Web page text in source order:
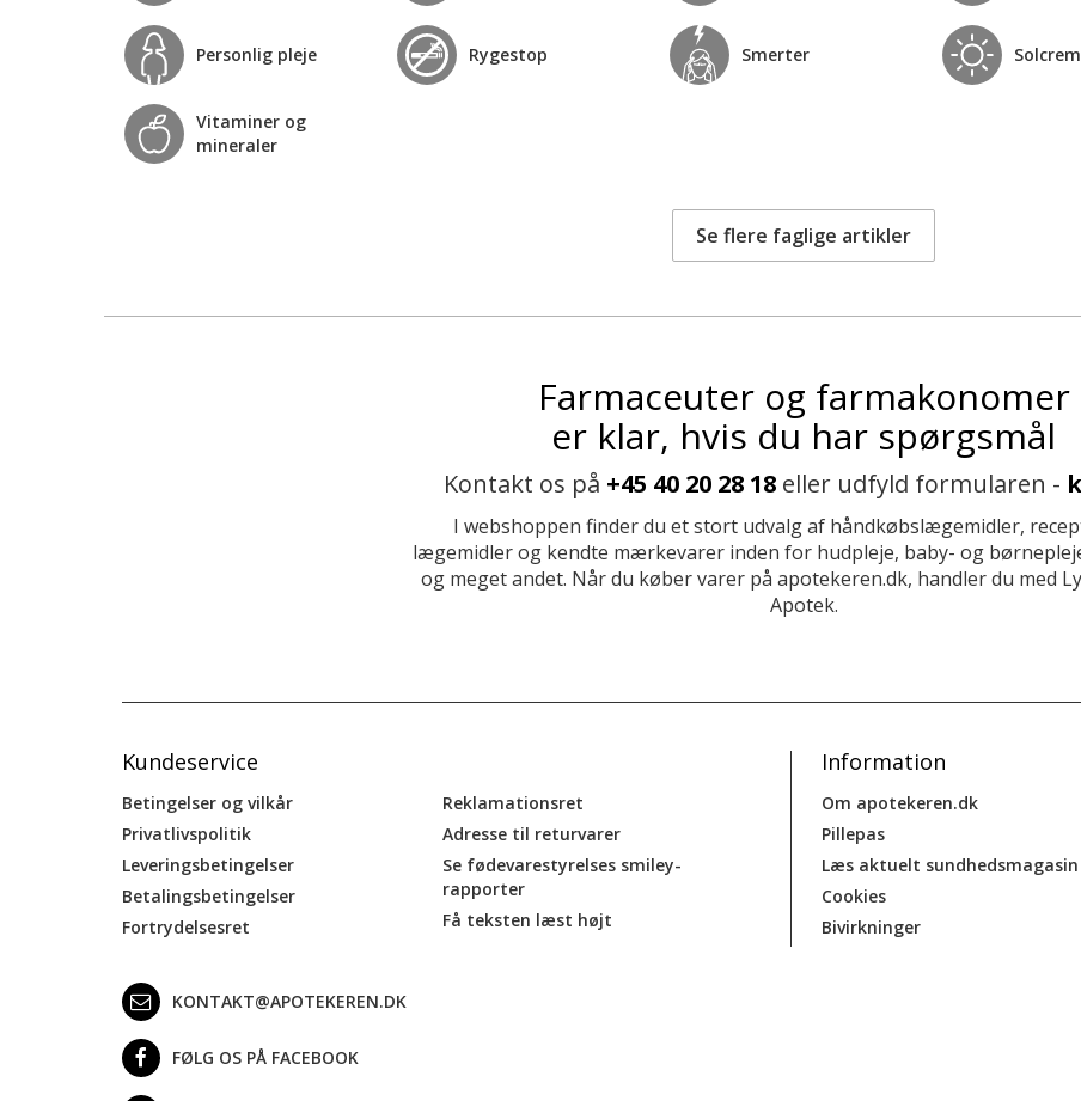
Personlig pleje Rygestop Smerter
Vitaminer og
mineraler
Se flere faglige artikler
Farmaceuter og farmakonomer
er klar, hvis du har spørgsmål
Kontakt os på +45 40 20 28 18 eller udfyld formularen -
I webshoppen finder du et stort udvalg af håndkøbslægemidler,
lægemidler og kendte mærkevarer inden for hudpleje, baby- og
og meget andet. Når du køber varer på apotekeren.dk, handler du med
Apotek.
Kundeservice
Betingelser og vilkår
Privatlivspolitik
Leveringsbetingelser
Betalingsbetingelser
Fortrydelsesret
Reklamationsret
Adresse til returvarer
Se fødevarestyrelses smiley-
rapporter
Få teksten læst højt
Information
Om apotekeren.dk
Pillepas
Læs aktuelt sundhedsmagasin
Cookies
Bivirkninger
KONTAKT@APOTEKEREN.DK
FØLG OS PÅ FACEBOOK